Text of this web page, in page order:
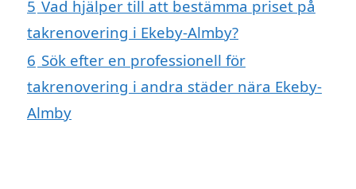
5 Vad hjälper till att bestämma priset på
takrenovering i Ekeby-Almby?
6 Sök efter en professionell för
takrenovering i andra städer nära Ekeby-
Almby